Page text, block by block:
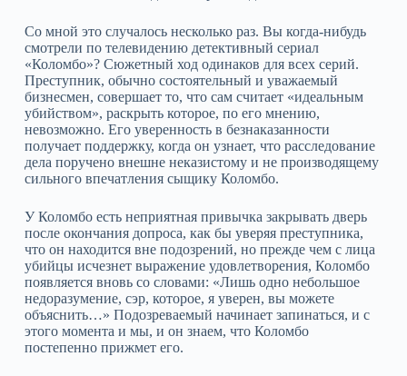
Со мной это случалось несколько раз. Вы когда‑нибудь
смотрели по телевидению детективный сериал
«Коломбо»? Сюжетный ход одинаков для всех серий.
Преступник, обычно состоятельный и уважаемый
бизнесмен, совершает то, что сам считает «идеальным
убийством», раскрыть которое, по его мнению,
невозможно. Его уверенность в безнаказанности
получает поддержку, когда он узнает, что расследование
дела поручено внешне неказистому и не производящему
сильного впечатления сыщику Коломбо.
У Коломбо есть неприятная привычка закрывать дверь
после окончания допроса, как бы уверяя преступника,
что он находится вне подозрений, но прежде чем с лица
убийцы исчезнет выражение удовлетворения, Коломбо
появляется вновь со словами: «Лишь одно небольшое
недоразумение, сэр, которое, я уверен, вы можете
объяснить…» Подозреваемый начинает запинаться, и с
этого момента и мы, и он знаем, что Коломбо
постепенно прижмет его.